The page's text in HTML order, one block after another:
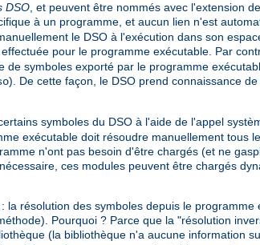
DSO, et peuvent être nommés avec l'extension
à un programme, et aucun lien n'est
le DSO à l'exécution dans son
pour le programme exécutable. Par
symboles exporté par le programme
). De cette façon, le DSO prend connaissance
symboles du DSO à l'aide de l'appel
exécutable doit résoudre manuellement tous
n'ont pas besoin d'être chargés (et ne
ces modules peuvent être chargés
résolution des symboles depuis le programme
Pourquoi ? Parce que la "résolution
(la bibliothèque n'a aucune information